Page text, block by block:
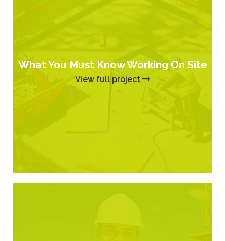
What You Must Know Working On Site
View full project